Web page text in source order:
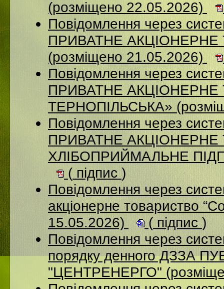
(розміщено 22.05.2026)
Повідомлення через
ПРИВАТНЕ
(розміщено 21.05.2026)
Повідомлення через
ПРИВАТНЕ
ТЕРНОПІЛЬСЬКА»
Повідомлення через
ПРИВАТНЕ
ХЛІБОПРИЙМАЛЬНЕ
( підпис )
Повідомлення через
акціонерне товариство
15.05.2026)
( підпис )
Повідомлення через
порядку денного ДЗЗА
"ЦЕНТРЕНЕРГО"